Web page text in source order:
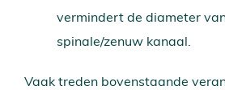
vermindert de diameter
spinale/zenuw kanaal.
Vaak treden bovenstaande